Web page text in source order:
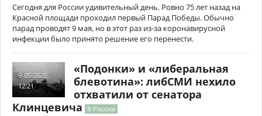
Сегодня для России удивительный день. Ровно 75 лет назад на
Красной площади проходил первый Парад Победы. Обычно
парад проводят 9 мая, но в этот раз из-за коронавирусной
инфекции было принято решение его перенести.
9-05-2020,
12:21
«Подонки» и «либеральная
блевотина»: либСМИ нехило
отхватили от сенатора
Клинцевича
В России